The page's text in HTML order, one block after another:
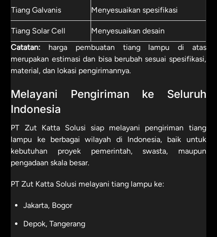
Tiang Galvanis Menyesuaikan spesifikasi
Tiang Solar Cell
Menyesuaikan desain
Catatan: harga pembuatan tiang lampu di atas
merupakan estimasi dan bisa berubah sesuai spesifikasi,
material, dan lokasi pengirimannya.
Melayani Pengiriman ke Seluruh
Indonesia
PT Zut Katta Solusi siap melayani pengiriman tiang
lampu ke berbagai wilayah di Indonesia, baik untuk
kebutuhan proyek pemerintah, swasta, maupun
pengadaan skala besar.
PT Zut Katta Solusi melayani tiang lampu ke:
Jakarta, Bogor
Depok, Tangerang